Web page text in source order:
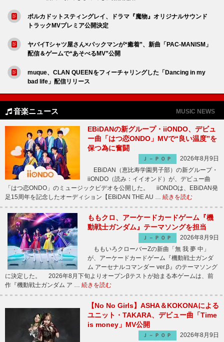
ポルカドットスティングレイ、ドラマ『魔物』オリジナルサウンド
トラックMVプレミア公開決定
ヤバイTシャツ屋さん×パックマンが“癒着”、新曲「PAC-MANISM」
配信＆ゲームで“あそべるMV”公開
muque、CLAN QUEENをフィーチャリングした「Dancing in my
bad life」配信リリース
音楽ニュース MUSIC NEWS
EBiDANの新グループ・iiONDO、デビュ
ー曲「はつ恋ONDO」MVで“良い温度”を
保つ為に奮闘
Ｊ－ＰＯＰ
2026年8月9日
EBiDAN（恵比寿学園男子部）の新グループ・
iiONDO（読み：イイオンド）が、デビュー曲
「はつ恋ONDO」のミュージックビデオを公開した。 iiONDOは、EBiDAN発
足15周年を記念したオーディション【EBiDAN THE AU … 続きを読む
ももクロ、アーケードカードゲーム『機
動戦士ガンダム』テーマソングを担当
Ｊ－ＰＯＰ
2026年8月9日
ももいろクローバーZの新曲「無 我 夢 中」
が、アーケードカードゲーム『機動戦士ガンダ
ム アーセナルコマンダー ver.β』のテーマソング
に決定した。 2026年8月下旬よりオープンβテストが始まる本ゲームは、前
作『機動戦士ガンダム ア … 続きを読む
【No No Girls】ASHA＆KOKONAによる
ユニット・TAKARA、デビュー曲「Time
is money」MV公開
Ｊ－ＰＯＰ
2026年8月9日